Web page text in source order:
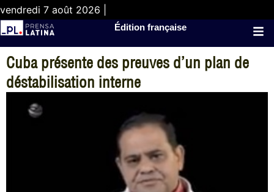
vendredi 7 août 2026 |
Édition française
Cuba présente des preuves d’un plan de
déstabilisation interne